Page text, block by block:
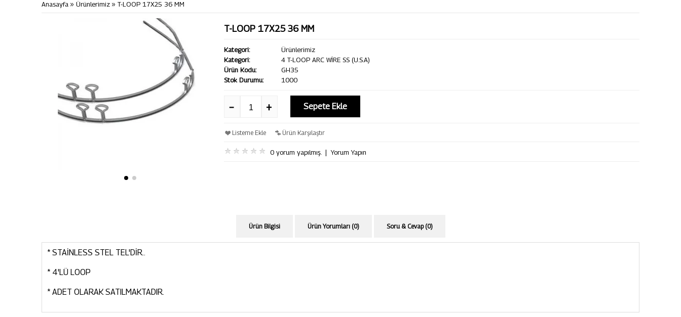
Anasayfa » Ürünlerimiz » T-LOOP 17X25 36 MM
T-LOOP 17X25 36 MM
Kategori:
Ürünlerimiz
Kategori:
4 T-LOOP ARC WİRE SS (U.S.A)
Ürün Kodu:
GH35
Stok Durumu:
1000
Sepete Ekle
Listeme Ekle Ürün Karşılaştır
0 yorum yapılmış. |Yorum Yapın
Ürün Bilgisi Ürün Yorumları (0) Soru & Cevap (0)
* STAİNLESS STEL TEL'DİR..
* 4'LÜ LOOP
* ADET OLARAK SATILMAKTADIR.